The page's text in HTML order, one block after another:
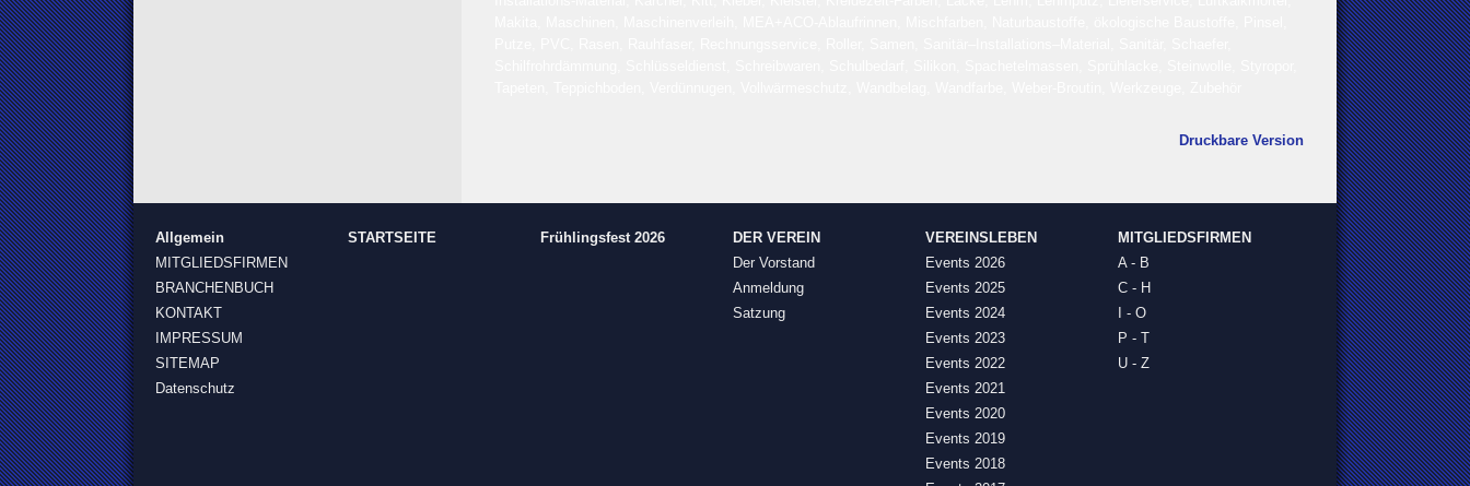
Druckbare Version
Allgemein
MITGLIEDSFIRMEN
BRANCHENBUCH
KONTAKT
IMPRESSUM
SITEMAP
Datenschutz
STARTSEITE Frühlingsfest 2026
DER VEREIN
Der Vorstand
Anmeldung
Satzung
VEREINSLEBEN
Events 2026
Events 2025
Events 2024
Events 2023
Events 2022
Events 2021
Events 2020
Events 2019
Events 2018
MITGLIEDSFIRMEN
A - B
C - H
I - O
P - T
U - Z